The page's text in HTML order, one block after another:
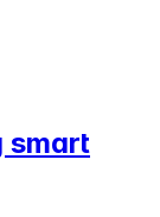
smart